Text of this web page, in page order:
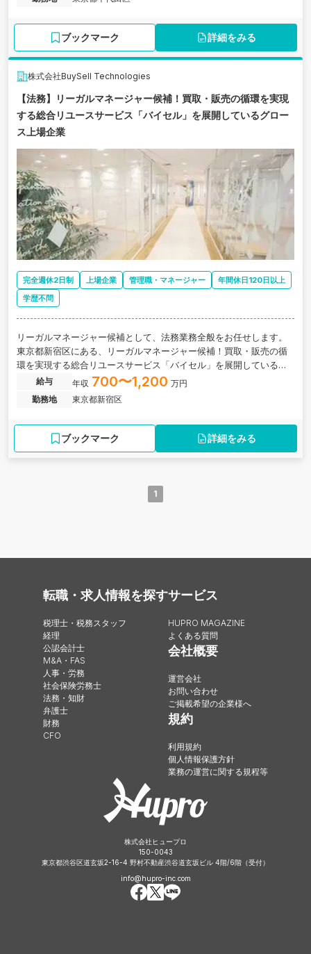
ブックマーク 詳細をみる
株式会社BuySell Technologies
【法務】リーガルマネージャー候補！買取・販売の循環を実現
する総合リユースサービス「バイセル」を展開しているグロー
ス上場企業
完全週休2日制 上場企業 管理職・マネージャー
年間休日120日以上
学歴不問
リーガルマネージャー候補として、法務業務全般をお任せします。
東京都新宿区にある、リーガルマネージャー候補！買取・販売の循
環を実現する総合リユースサービス「バイセル」を展開しているグ
ロース上場企業の求人です。
給与 年収 700〜1,200 万円
勤務地
東京都新宿区
ブックマーク 詳細をみる
1
転職・求人情報を探す
税理士・税務スタッフ
経理
公認会計士
M&A・FAS
人事・労務
社会保険労務士
法務・知財
弁護士
財務
CFO
サービス
HUPRO MAGAZINE
よくある質問
会社概要
運営会社
お問い合わせ
ご掲載希望の企業様へ
規約
利用規約
個人情報保護方針
業務の運営に関する規程等
株式会社ヒュープロ
150-0043
東京都渋谷区道玄坂2-16-4 野村不動産渋谷道玄坂ビル 4階/6階（受付）
info@hupro-inc.com